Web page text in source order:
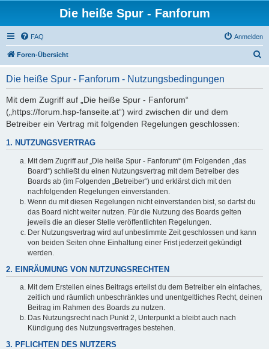
Die heiße Spur - Fanforum
FAQ Anmelden
Foren-Übersicht
Die heiße Spur - Fanforum - Nutzungsbedingungen
Mit dem Zugriff auf „Die heiße Spur - Fanforum“
(„https://forum.hsp-fanseite.at“) wird zwischen dir und dem
Betreiber ein Vertrag mit folgenden Regelungen geschlossen:
1. NUTZUNGSVERTRAG
Mit dem Zugriff auf „Die heiße Spur - Fanforum“ (im Folgenden „das
Board“) schließt du einen Nutzungsvertrag mit dem Betreiber des
Boards ab (im Folgenden „Betreiber“) und erklärst dich mit den
nachfolgenden Regelungen einverstanden.
Wenn du mit diesen Regelungen nicht einverstanden bist, so darfst du
das Board nicht weiter nutzen. Für die Nutzung des Boards gelten
jeweils die an dieser Stelle veröffentlichten Regelungen.
Der Nutzungsvertrag wird auf unbestimmte Zeit geschlossen und kann
von beiden Seiten ohne Einhaltung einer Frist jederzeit gekündigt
werden.
2. EINRÄUMUNG VON NUTZUNGSRECHTEN
Mit dem Erstellen eines Beitrags erteilst du dem Betreiber ein einfaches,
zeitlich und räumlich unbeschränktes und unentgeltliches Recht, deinen
Beitrag im Rahmen des Boards zu nutzen.
Das Nutzungsrecht nach Punkt 2, Unterpunkt a bleibt auch nach
Kündigung des Nutzungsvertrages bestehen.
3. PFLICHTEN DES NUTZERS